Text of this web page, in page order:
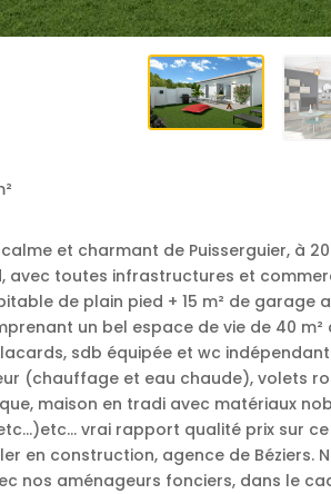
et charmant de Puisserguier, à
avec toutes infrastructures et
de plain pied + 15 m² de garage
un bel espace de vie de 40
sdb équipée et wc
(chauffage et eau chaude), volets
maison en tradi avec matériaux
vrai rapport qualité prix sur ce
en construction, agence de Béziers.
nos aménageurs fonciers, dans le